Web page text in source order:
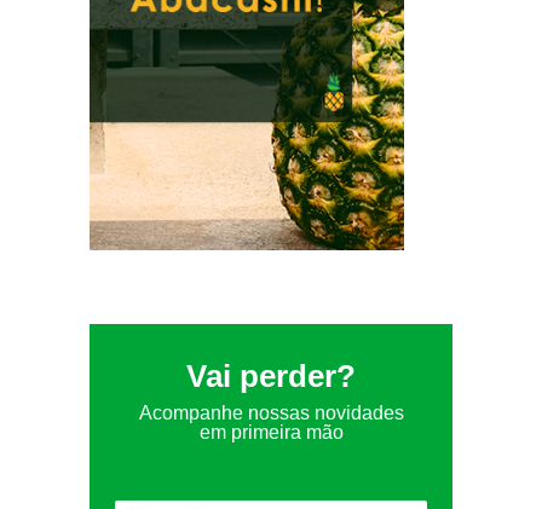
Vai perder?
Acompanhe nossas novidades
em primeira mão